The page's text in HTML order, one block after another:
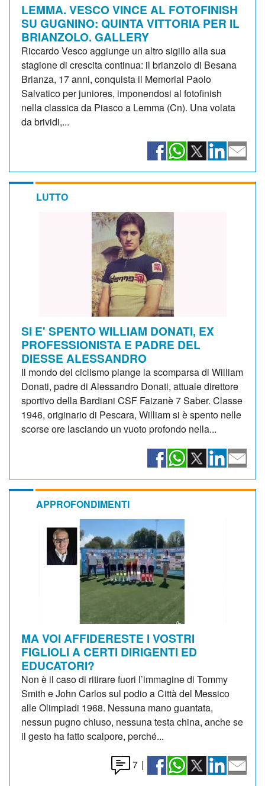
LEMMA. VESCO VINCE AL FOTOFINISH
SU GUGNINO: QUINTA VITTORIA PER IL
BRIANZOLO. GALLERY
Riccardo Vesco aggiunge un altro sigillo alla sua
stagione di crescita continua: il brianzolo di Besana
Brianza, 17 anni, conquista il Memorial Paolo
Salvatico per juniores, imponendosi al fotofinish
nella classica da Piasco a Lemma (Cn). Una volata
da brividi,...
LUTTO
SI E' SPENTO WILLIAM DONATI, EX
PROFESSIONISTA E PADRE DEL
DIESSE ALESSANDRO
Il mondo del ciclismo piange la scomparsa di William
Donati, padre di Alessandro Donati, attuale direttore
sportivo della Bardiani CSF Faizanè 7 Saber. Classe
1946, originario di Pescara, William si è spento nelle
scorse ore lasciando un vuoto profondo nella...
APPROFONDIMENTI
MA VOI AFFIDERESTE I VOSTRI
FIGLIOLI A CERTI DIRIGENTI ED
EDUCATORI?
Non è il caso di ritirare fuori l’immagine di Tommy
Smith e John Carlos sul podio a Città del Messico
alle Olimpiadi 1968. Nessuna mano guantata,
nessun pugno chiuso, nessuna testa china, anche se
il gesto ha fatto scalpore, perché...
7 |